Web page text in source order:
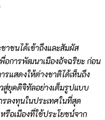
าชนได้เข้าถึงและสัมผัส
อการพัฒนาเมืองอัจฉริยะ ก่อน
แสดงให้ต่างชาติได้เห็นถึง
สู่ยุคดิจิทัลอย่างเต็มรูปแบบ
รลงทุนในประเทศในที่สุด
รือเมืองที่ใช้ประโยชน์จาก